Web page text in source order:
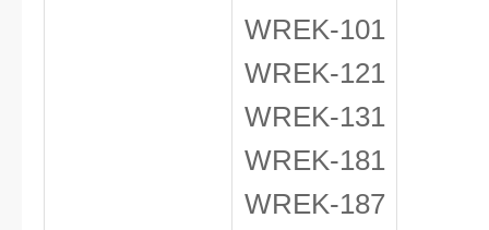
WREK-101
WREK-121
WREK-131
WREK-181
WREK-187